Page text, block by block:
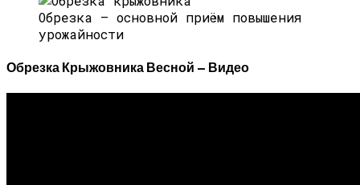
Обрезка — основной приём повышения
урожайности
Обрезка Крыжовника Весной — Видео